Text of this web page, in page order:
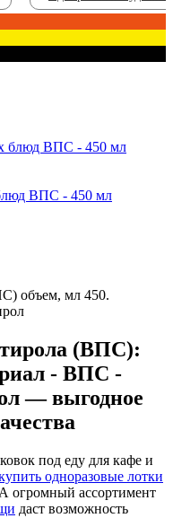
ВПС - 450 мл
(ВПС):
- ВПС -
— выгодное
под еду для кафе и
одноразовые лотки
огромный ассортимент
даст возможность